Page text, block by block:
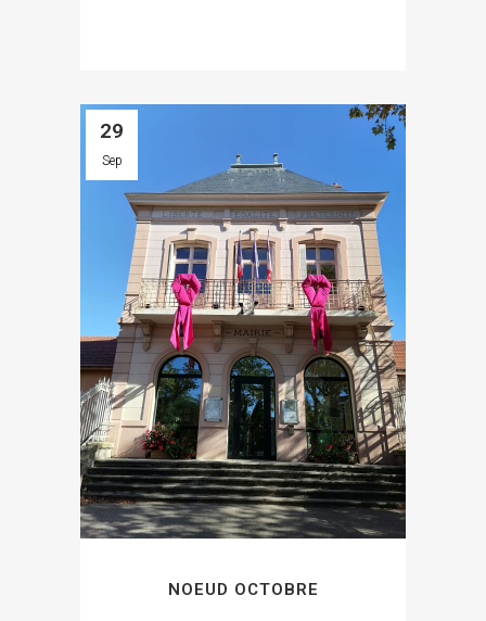
29
Sep
NOEUD OCTOBRE